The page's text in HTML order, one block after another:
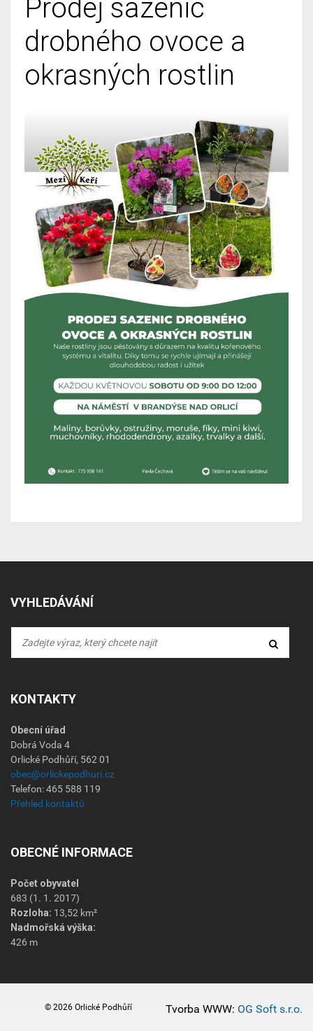
Prodej sazenic
drobného ovoce a
okrasných rostlin
VYHLEDÁVÁNÍ
KONTAKTY
Obecní úřad
Dobrá Voda 4
Orlické Podhůří, 562 01
obec@orlickepodhuri.cz
Telefon: 465 588 119
Přehled kontaktů
OBECNÉ INFORMACE
Počet obyvatel
683 (1. 1. 2017)
Rozloha: 13,52 km²
Nadmořská výška:
426 m
Tvorba WWW: OG Soft s.r.o.
© 2026 Orlické Podhůří